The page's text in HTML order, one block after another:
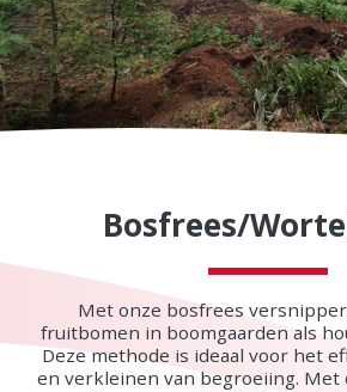
Bosfrees/
Met onze bosfrees
fruitbomen in boomgaarden als
Deze methode is ideaal voor het
en verkleinen van begroeiing. Met